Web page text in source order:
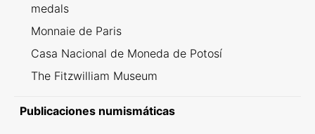
medals
Monnaie de Paris
Casa Nacional de Moneda de Potosí
The Fitzwilliam Museum
Publicaciones numismáticas